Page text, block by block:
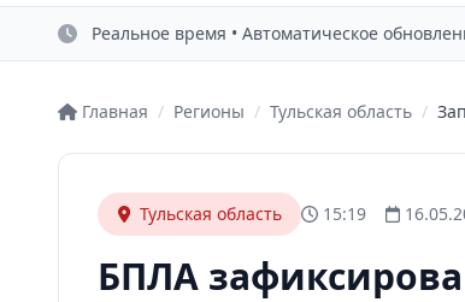
Реальное время • Автоматическое
Главная / Регионы / Тульская область /
Тульская область 15:19
БПЛА